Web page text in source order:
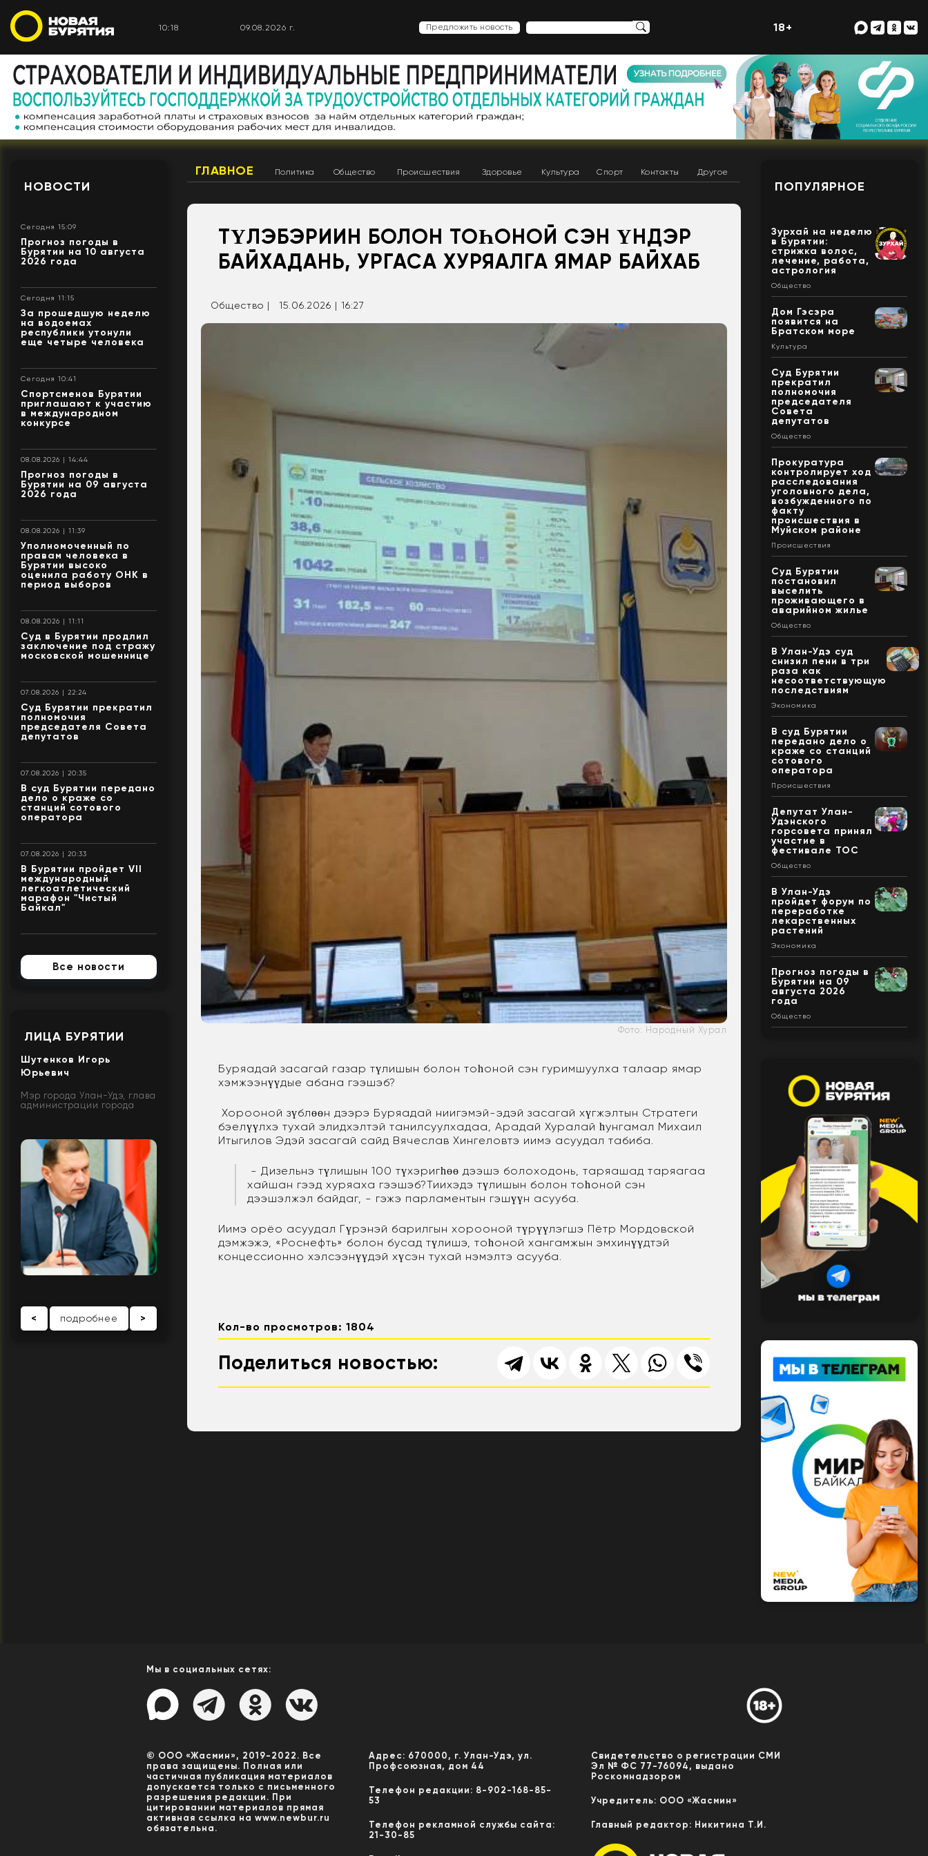
10:18 09.08.2026 г. Предложить новость 18+
НОВОСТИ
Сегодня 15:09
Прогноз погоды в
Бурятии на 10 августа
2026 года
Сегодня 11:15
За прошедшую неделю
на водоемах
республики утонули
еще четыре человека
Сегодня 10:41
Спортсменов Бурятии
приглашают к участию
в международном
конкурсе
08.08.2026 | 14:44
Прогноз погоды в
Бурятии на 09 августа
2026 года
08.08.2026 | 11:39
Уполномоченный по
правам человека в
Бурятии высоко
оценила работу ОНК в
период выборов
08.08.2026 | 11:11
Суд в Бурятии продлил
заключение под стражу
московской мошеннице
07.08.2026 | 22:24
Суд Бурятии прекратил
полномочия
председателя Совета
депутатов
07.08.2026 | 20:35
В суд Бурятии передано
дело о краже со
станций сотового
оператора
07.08.2026 | 20:33
В Бурятии пройдет VII
международный
легкоатлетический
марафон "Чистый
Байкал"
Все новости
ЛИЦА БУРЯТИИ
Шутенков Игорь
Юрьевич
Мэр города Улан-Удэ, глава
администрации города
< подробнее >
ГЛАВНОЕ Политика Общество Происшествия Здоровье Культура Спорт Контакты Другое
ТҮЛЭБЭРИИН БОЛОН ТОҺОНОЙ СЭН ҮНДЭР
БАЙХАДАНЬ, УРГАСА ХУРЯАЛГА ЯМАР БАЙХАБ
Общество | 15.06.2026 | 16:27
Фото: Народный Хурал
Буряадай засагай газар түлишын болон тоһоной сэн гуримшуулха талаар ямар
хэмжээнүүдые абана гээшэб?
Хорооной зүблөөн дээрэ Буряадай ниигэмэй-эдэй засагай хүгжэлтын Стратеги
бэелүүлхэ тухай элидхэлтэй танилсуулхадаа, Арадай Хуралай һунгамал Михаил
Итыгилов Эдэй засагай сайд Вячеслав Хингеловтэ иимэ асуудал табиба.
- Дизельнэ түлишын 100 түхэригһөө дээшэ болоходонь, таряашад таряагаа
хайшан гээд хуряаха гээшэб?Тиихэдэ түлишын болон тоһоной сэн
дээшэлжэл байдаг, - гэжэ парламентын гэшүүн асууба.
Иимэ орёо асуудал Гүрэнэй барилгын хорооной түрүүлэгшэ Пётр Мордовской
дэмжэжэ, «Роснефть» болон бусад түлишэ, тоһоной хангамжын эмхинүүдтэй
концессионно хэлсээнүүдэй хүсэн тухай нэмэлтэ асууба.
Кол-во просмотров: 1804
Поделиться новостью:
ПОПУЛЯРНОЕ
Зурхай на неделю
в Бурятии:
стрижка волос,
лечение, работа,
астрология
Общество
Дом Гэсэра
появится на
Братском море
Культура
Суд Бурятии
прекратил
полномочия
председателя
Совета
депутатов
Общество
Прокуратура
контролирует ход
расследования
уголовного дела,
возбужденного по
факту
происшествия в
Муйском районе
Происшествия
Суд Бурятии
постановил
выселить
проживающего в
аварийном жилье
Общество
В Улан-Удэ суд
снизил пени в три
раза как
несоответствующую
последствиям
Экономика
В суд Бурятии
передано дело о
краже со станций
сотового
оператора
Происшествия
Депутат Улан-
Удэнского
горсовета принял
участие в
фестивале ТОС
Общество
В Улан-Удэ
пройдет форум по
переработке
лекарственных
растений
Экономика
Прогноз погоды в
Бурятии на 09
августа 2026
года
Общество
Мы в социальных сетях:
© ООО «Жасмин», 2019-2022. Все
права защищены. Полная или
частичная публикация материалов
допускается только с письменного
разрешения редакции. При
цитировании материалов прямая
активная ссылка на www.newbur.ru
обязательна.
Адрес: 670000, г. Улан-Удэ, ул.
Профсоюзная, дом 44
Телефон редакции: 8-902-168-85-
53
Телефон рекламной службы сайта:
21-30-85
Свидетельство о регистрации СМИ
Эл № ФС 77-76094, выдано
Роскомнадзором
Учредитель: ООО «Жасмин»
Главный редактор: Никитина Т.И.